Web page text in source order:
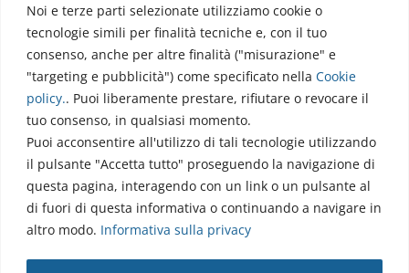
Noi e terze parti selezionate utilizziamo cookie o
tecnologie simili per finalità tecniche e, con il tuo
consenso, anche per altre finalità ("misurazione" e
"targeting e pubblicità") come specificato nella Cookie
policy.. Puoi liberamente prestare, rifiutare o revocare il
tuo consenso, in qualsiasi momento.
Puoi acconsentire all'utilizzo di tali tecnologie utilizzando
il pulsante "Accetta tutto" proseguendo la navigazione di
questa pagina, interagendo con un link o un pulsante al
di fuori di questa informativa o continuando a navigare in
altro modo. Informativa sulla privacy
Via dell’Elettronica
86077 Pozzilli (IS)
☏ 0865/915407
segreteriapolodidattico@neuromed.it
Copyright © 2026 Istituto Neurologico Mediterraneo